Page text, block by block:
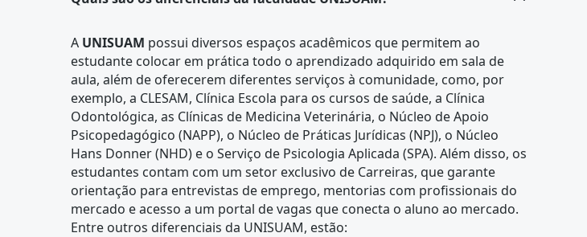
A UNISUAM possui diversos espaços acadêmicos que permitem ao
estudante colocar em prática todo o aprendizado adquirido em sala de
aula, além de oferecerem diferentes serviços à comunidade, como, por
exemplo, a CLESAM, Clínica Escola para os cursos de saúde, a Clínica
Odontológica, as Clínicas de Medicina Veterinária, o Núcleo de Apoio
Psicopedagógico (NAPP), o Núcleo de Práticas Jurídicas (NPJ), o Núcleo
Hans Donner (NHD) e o Serviço de Psicologia Aplicada (SPA). Além disso, os
estudantes contam com um setor exclusivo de Carreiras, que garante
orientação para entrevistas de emprego, mentorias com profissionais do
mercado e acesso a um portal de vagas que conecta o aluno ao mercado.
Entre outros diferenciais da UNISUAM, estão: